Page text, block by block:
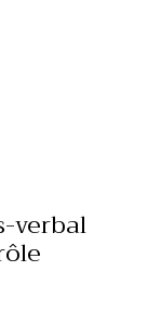
verbal